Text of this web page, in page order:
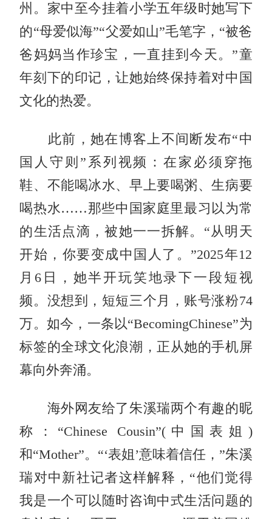
州。家中至今挂着小学五年级时她写下
的“母爱似海”“父爱如山”毛笔字，“被爸
爸妈妈当作珍宝，一直挂到今天。”童
年刻下的印记，让她始终保持着对中国
文化的热爱。
此前，她在博客上不间断发布“中
国人守则”系列视频：在家必须穿拖
鞋、不能喝冰水、早上要喝粥、生病要
喝热水……那些中国家庭里最习以为常
的生活点滴，被她一一拆解。“从明天
开始，你要变成中国人了。”2025年12
月6日，她半开玩笑地录下一段短视
频。没想到，短短三个月，账号涨粉74
万。如今，一条以“BecomingChinese”为
标签的全球文化浪潮，正从她的手机屏
幕向外奔涌。
海外网友给了朱溪瑞两个有趣的昵
称：“Chinese Cousin”(中国表姐)
和“Mother”。“‘表姐’意味着信任，”朱溪
瑞对中新社记者这样解释，“他们觉得
我是一个可以随时咨询中式生活问题的